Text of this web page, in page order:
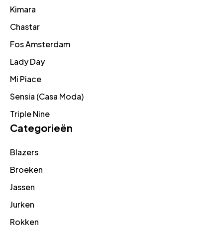
Kimara
Chastar
Fos Amsterdam
Lady Day
Mi Piace
Sensia (Casa Moda)
Triple Nine
Categorieën
Blazers
Broeken
Jassen
Jurken
Rokken